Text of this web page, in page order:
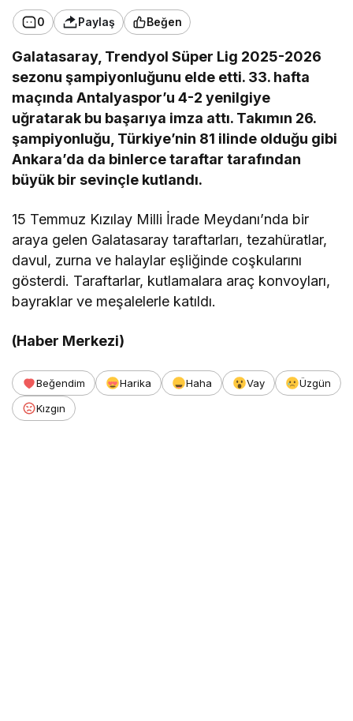
0 Paylaş Beğen
Galatasaray, Trendyol Süper Lig 2025-2026
sezonu şampiyonluğunu elde etti. 33. hafta
maçında Antalyaspor’u 4-2 yenilgiye
uğratarak bu başarıya imza attı. Takımın 26.
şampiyonluğu, Türkiye’nin 81 ilinde olduğu gibi
Ankara’da da binlerce taraftar tarafından
büyük bir sevinçle kutlandı.
15 Temmuz Kızılay Milli İrade Meydanı’nda bir
araya gelen Galatasaray taraftarları, tezahüratlar,
davul, zurna ve halaylar eşliğinde coşkularını
gösterdi. Taraftarlar, kutlamalara araç konvoyları,
bayraklar ve meşalelerle katıldı.
(Haber Merkezi)
Beğendim Harika Haha Vay
Üzgün
Kızgın